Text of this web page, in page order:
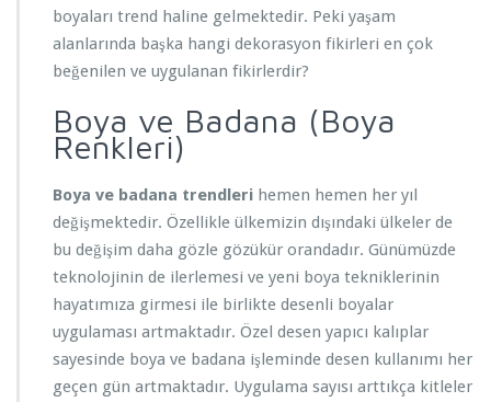
boyaları trend haline gelmektedir. Peki yaşam
alanlarında başka hangi dekorasyon fikirleri en çok
beğenilen ve uygulanan fikirlerdir?
Boya ve Badana (Boya
Renkleri)
Boya ve badana trendleri hemen hemen her yıl
değişmektedir. Özellikle ülkemizin dışındaki ülkeler de
bu değişim daha gözle gözükür orandadır. Günümüzde
teknolojinin de ilerlemesi ve yeni boya tekniklerinin
hayatımıza girmesi ile birlikte desenli boyalar
uygulaması artmaktadır. Özel desen yapıcı kalıplar
sayesinde boya ve badana işleminde desen kullanımı her
geçen gün artmaktadır. Uygulama sayısı arttıkça kitleler